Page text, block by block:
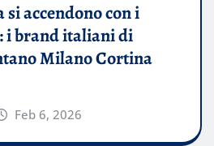
accendono con i
i brand italiani di
Milano Cortina
Feb 6, 2026